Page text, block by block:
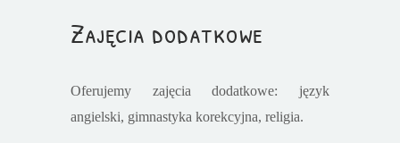
Zajęcia dodatkowe
Oferujemy zajęcia dodatkowe: język
angielski, gimnastyka korekcyjna, religia.